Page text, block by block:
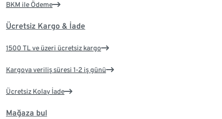
BKM ile Ödeme
Ücretsiz Kargo & İade
1500 TL ve üzeri ücretsiz kargo
Kargoya veriliş süresi 1-2 iş günü
Ücretsiz Kolay İade
Mağaza bul